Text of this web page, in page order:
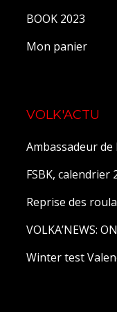
BOOK 2023
Mon panier
VOLK'ACTU
Ambassadeur de
FSBK, calendrier
Reprise des
VOLKA’NEWS:
Winter test